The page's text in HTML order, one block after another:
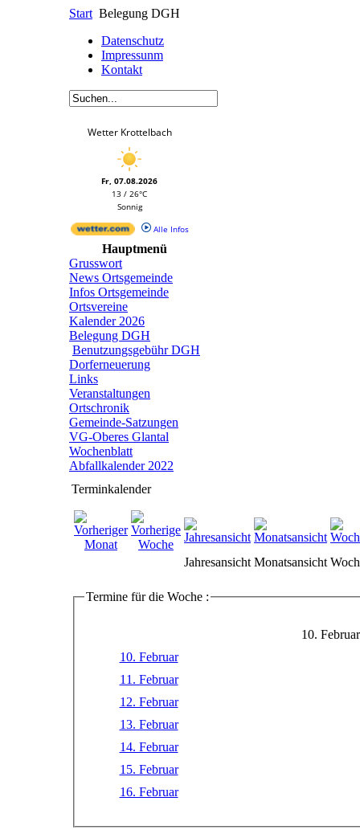
Start Belegung DGH
Datenschutz
Impressunm
Kontakt
Wetter Krottelbach
Fr, 07.08.2026
13 / 26°C
Sonnig
Alle Infos
Hauptmenü
Grusswort
News Ortsgemeinde
Infos Ortsgemeinde
Ortsvereine
Kalender 2026
Belegung DGH
Benutzungsgebühr DGH
Dorferneuerung
Links
Veranstaltungen
Ortschronik
Gemeinde-Satzungen
VG-Oberes Glantal
Wochenblatt
Abfallkalender 2022
Terminkalender
Jahresansicht Monatsansicht
Termine für die Woche :
10.
10. Februar
11. Februar
12. Februar
13. Februar
14. Februar
15. Februar
16. Februar